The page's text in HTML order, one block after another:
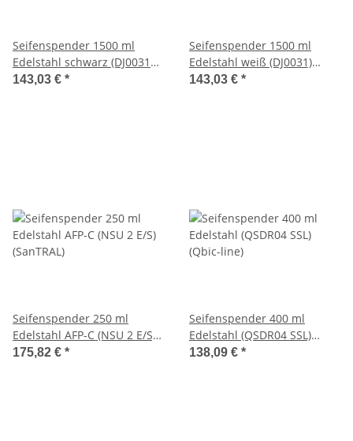
Seifenspender 1500 ml
Edelstahl schwarz (DJ0031B)
(Mediclinics)
143,03 € *
Seifenspender 1500 ml
Edelstahl weiß (DJ0031)
(Mediclinics)
143,03 € *
Seifenspender 250 ml
Edelstahl AFP-C (NSU 2 E/S)
(SanTRAL)
175,82 € *
Seifenspender 400 ml
Edelstahl (QSDR04 SSL)
(Qbic-line)
138,09 € *